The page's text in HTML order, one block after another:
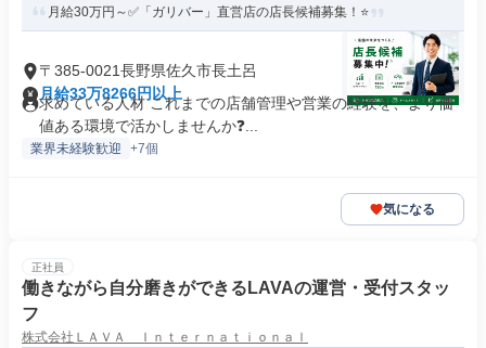
月給30万円～✅「ガリバー」直営店の店長候補募集！⭐
〒385-0021長野県佐久市長土呂
月給33万8266円以上
求めている人材 これまでの店舗管理や営業の経験を、より価
値ある環境で活かしませんか❓️...
業界未経験歓迎 +7個
気になる
正社員
働きながら自分磨きができるLAVAの運営・受付スタッ
フ
株式会社ＬＡＶＡ Ｉｎｔｅｒｎａｔｉｏｎａｌ